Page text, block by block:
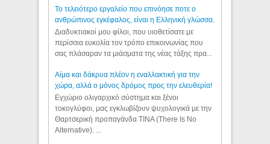
Το τελειότερο εργαλείο που επινόησε ποτε ο
ανθρώπινος εγκέφαλος, είναι η Ελληνική γλώσσα.
Διαδυκτιακοί μου φίλοι, που υιοθετίσατε με
περίσσια ευκολία τον τρόπο επικοινωνίας που
σας πλάσαραν τα μιάσματα της νέας τάξης πρα...
Αίμα και δάκρυα πλέον η εναλλακτική για την
χώρα, αλλά ο μόνος δρόμος προς την ελευθερία!
Εγχώριο ολιγαρχικό σύστημα και ξένοι
τοκογλύφοι, μας εγκλωβίζουν ψυχολογικά με την
Θαρτσερική προπαγάνδα TINA (There Is No
Alternative). ...